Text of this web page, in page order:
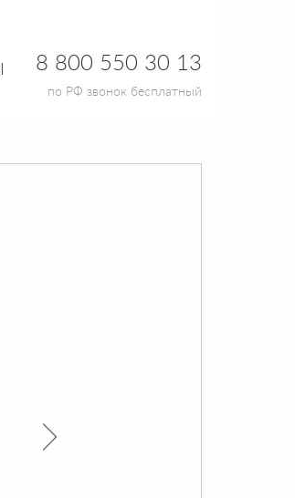
8 800 550 30 13
по РФ звонок бесплатный